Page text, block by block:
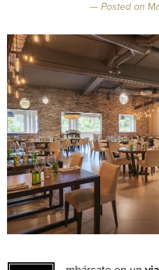
— Posted on